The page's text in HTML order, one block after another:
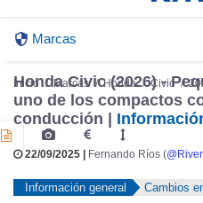
Marcas
Inicio Marcas Honda Civic
Honda Civic (2026) -
uno de los compactos
conducción |
22/09/2025 | Fernando Ríos (
Información general Cambios